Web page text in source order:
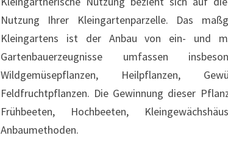
Nutzung Ihrer Kleingartenparzelle. Das
Kleingartens ist der Anbau von ein- und
Gartenbauerzeugnisse umfassen
Wildgemüsepflanzen, Heilpflanzen,
Feldfruchtpflanzen. Die Gewinnung dieser
Frühbeeten, Hochbeeten,
Anbaumethoden.